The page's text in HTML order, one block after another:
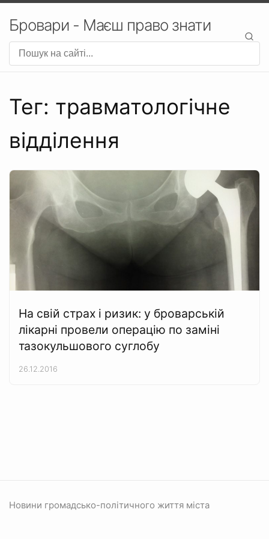
Бровари - Маєш право знати
Тег: травматологічне
відділення
На свій страх і ризик: у броварській
лікарні провели операцію по заміні
тазокульшового суглобу
26.12.2016
Новини громадсько-політичного життя міста